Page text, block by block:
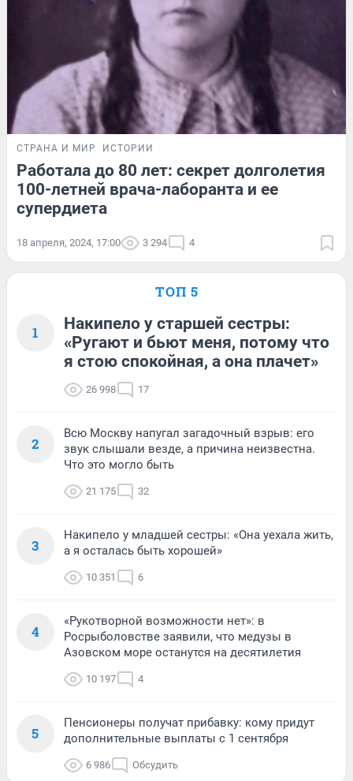
СТРАНА И МИР ИСТОРИИ
Работала до 80 лет: секрет долголетия
100-летней врача-лаборанта и ее
супердиета
18 апреля, 2024, 17:00 3 294 4
ТОП 5
1
Накипело у старшей сестры:
«Ругают и бьют меня, потому что
я стою спокойная, а она плачет»
26 998 17
2
Всю Москву напугал загадочный взрыв: его
звук слышали везде, а причина неизвестна.
Что это могло быть
21 175 32
3
Накипело у младшей сестры: «Она уехала жить,
а я осталась быть хорошей»
10 351 6
4
«Рукотворной возможности нет»: в
Росрыболовстве заявили, что медузы в
Азовском море останутся на десятилетия
10 197 4
5
Пенсионеры получат прибавку: кому придут
дополнительные выплаты с 1 сентября
6 986 Обсудить